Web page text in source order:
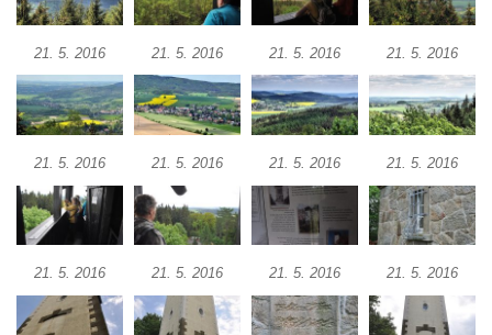
Rozhledna Štěpánka
Rozhledna Bohušův vrch u Plané
Rozhledna Strážný vrch
Rozhledna Hamelika
Rozhledna Jeřabina
Rozhledna Erbenova vyhlídka v Ústí nad
Labem
21. 5. 2016 21. 5. 2016 21. 5. 2016 21. 5. 2016
21. 5. 2016 21. 5. 2016 21. 5. 2016 21. 5. 2016
21. 5. 2016 21. 5. 2016 21. 5. 2016 21. 5. 2016